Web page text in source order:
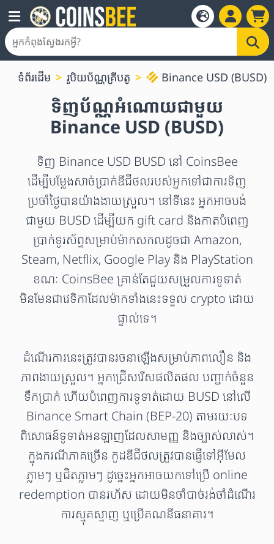
ទំព័រដើម រូបិយប័ណ្ណគ្រីបតូ Binance USD (BUSD)
ទិញប័ណ្ណអំណោយជាមួយ
Binance USD (BUSD)
ទិញ Binance USD BUSD នៅ CoinsBee
ដើម្បីបម្លែងសាច់ប្រាក់ឌីជីថលរបស់អ្នកទៅជាការទិញ
ប្រចាំថ្ងៃបានយ៉ាងងាយស្រួល។ នៅទីនេះ អ្នកអាចបង់
ជាមួយ BUSD ដើម្បីយក gift card និងកាតបំពេញ
ប្រាក់ទូរស័ព្ទសម្រាប់ម៉ាកសកលដូចជា Amazon,
Steam, Netflix, Google Play និង PlayStation
ខណៈ CoinsBee គ្រាន់តែជួយសម្រួលការទូទាត់
មិនមែនជាវេទិកាដែលម៉ាកទាំងនេះទទួល crypto ដោយ
ផ្ទាល់ទេ។
ដំណើរការនេះត្រូវបានរចនាឡើងសម្រាប់ភាពលឿន និង
ភាពងាយស្រួល។ អ្នកជ្រើសរើសផលិតផល បញ្ជាក់ចំនួន
ទឹកប្រាក់ ហើយបំពេញការទូទាត់ដោយ BUSD នៅលើ
Binance Smart Chain (BEP-20) តាមរយៈបទ
ពិសោធន៍ទូទាត់អនឡាញដែលសាមញ្ញ និងច្បាស់លាស់។
ក្នុងករណីភាគច្រើន កូដឌីជីថលត្រូវបានផ្ញើទៅអ៊ីមែល
ភ្លាមៗ ឬជិតភ្លាមៗ ដូច្នេះអ្នកអាចយកទៅប្រើ online
redemption បានរហ័ស ដោយមិនចាំបាច់រង់ចាំដំណើរ
ការស្មុគស្មាញ ឬប្រើគណនីធនាគារ។